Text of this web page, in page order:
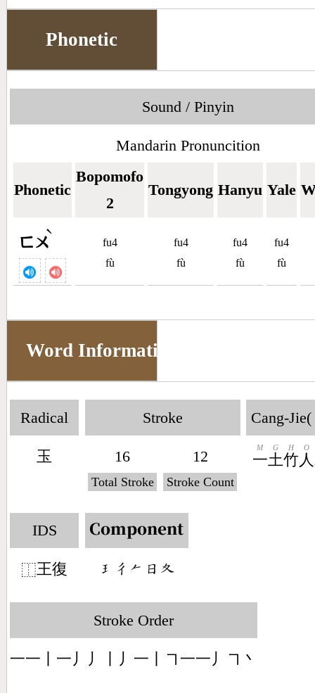
Phonetic
Sound / Pinyin
Mandarin Pronuncition
Phonetic
Bopomofo
2
Tongyong Hanyu Yale
ㄈㄨ
ˋ
fu4
fù
fu4
fù
fu4
fù
fu4
fù
Word Information
Radical
玉
Stroke
16
Total Stroke
12
Stroke Count
Cang-Jie(
一
M
土
G
竹
H
人
O
IDS
⿰王復
Component
󶂭󶁾󶀩󶃐󶂂
Stroke Order
一一丨一丿丿丨丿一丨㇕一一丿㇕丶